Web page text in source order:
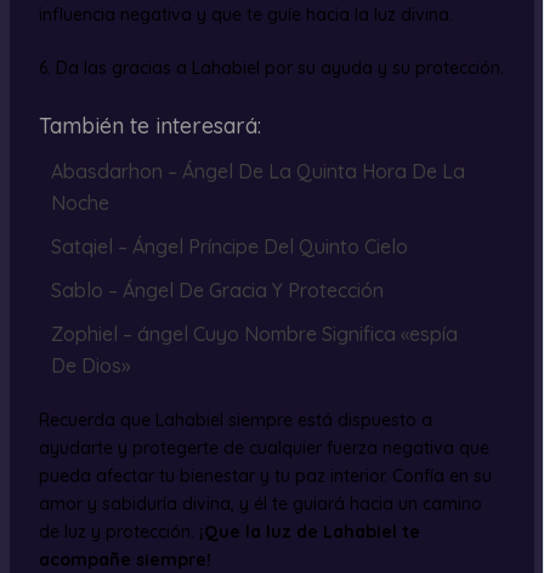
influencia negativa y que te guíe hacia la luz divina.
6. Da las gracias a Lahabiel por su ayuda y su protección.
También te interesará:
Abasdarhon – Ángel De La Quinta Hora De La
Noche
Satqiel – Ángel Príncipe Del Quinto Cielo
Sablo – Ángel De Gracia Y Protección
Zophiel – ángel Cuyo Nombre Significa «espía
De Dios»
Recuerda que Lahabiel siempre está dispuesto a
ayudarte y protegerte de cualquier fuerza negativa que
pueda afectar tu bienestar y tu paz interior. Confía en su
amor y sabiduría divina, y él te guiará hacia un camino
de luz y protección. ¡Que la luz de Lahabiel te
acompañe siempre!